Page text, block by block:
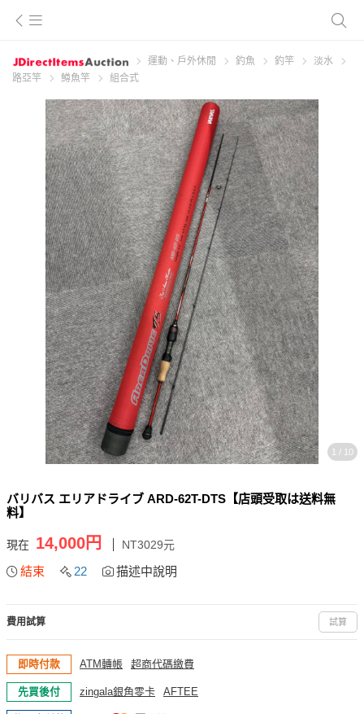
運動、戶外休閒 釣魚 釣竿
淡水
路亞竿
鱒魚竿 組合式
1 / 10
バリバス エリアドライブ ARD-62T-DTS【店頭受取は送料無
料】
現在 14,000円 NT3029元
結束 22 描述中說明
費用試算 試算
即時付款 ATM轉帳 超商代碼繳費
先買後付 zingala銀角零卡 AFTEE